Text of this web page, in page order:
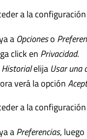
a la
a Opcioneso
click en Privacidad.
Historialelija Usar una
verá la opción
a la
aPreferencias, luego